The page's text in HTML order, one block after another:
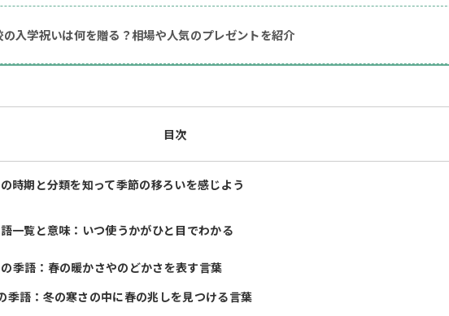
の入学祝いは何を贈る？相場や人気のプレゼントを紹介
目次
時期と分類を知って季節の移ろいを感じよう
語一覧と意味：いつ使うかがひと目でわかる
季語：春の暖かさやのどかさを表す言葉
季語：冬の寒さの中に春の兆しを見つける言葉